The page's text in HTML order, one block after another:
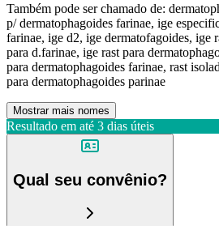
Também pode ser chamado de:
p/ dermatophagoides farinae, ige
farinae, ige d2, ige dermatofagoides, ige
para d.farinae, ige rast para
para dermatophagoides farinae, rast
para dermatophagoides parinae
Mostrar mais nomes
Resultado em até 3 dias úteis
Qual seu convênio?